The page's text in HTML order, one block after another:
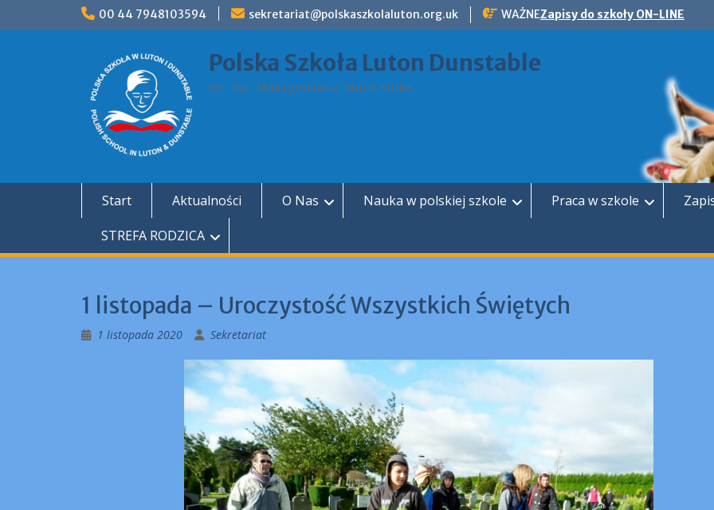
00 44 7948103594 sekretariat@polskaszkolaluton.org.uk WAŻNEZapisy do szkoły ON-LINE
Polska Szkoła Luton Dunstable
im. św. Maksymiliana Marii Kolbe
Start Aktualności O Nas Nauka w polskiej szkole Praca w szkole
STREFA RODZICA
1 listopada – Uroczystość Wszystkich Świętych
1 listopada 2020 Sekretariat